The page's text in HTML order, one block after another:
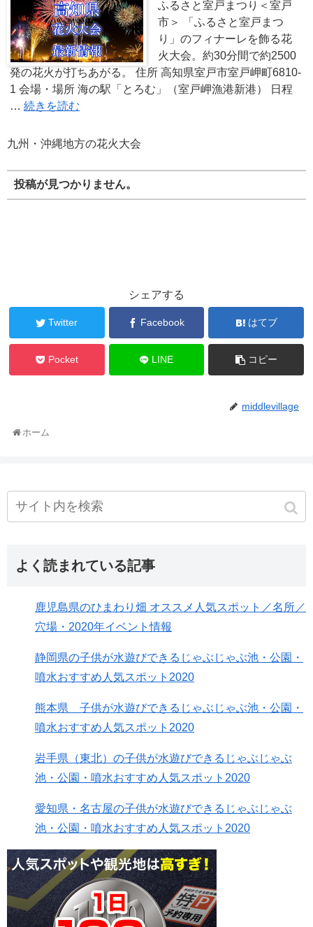
ふるさと室戸まつり＜室戸
市＞ 「ふるさと室戸まつ
り」のフィナーレを飾る花
火大会。約30分間で約2500
発の花火が打ちあがる。 住所 高知県室戸市室戸岬町6810-
1 会場・場所 海の駅「とろむ」（室戸岬漁港新港） 日程
…続きを読む
九州・沖縄地方の花火大会
投稿が見つかりません。
シェアする
Twitter Facebook はてブ
Pocket LINE コピー
middlevillage
ホーム
よく読まれている記事
鹿児島県のひまわり畑 オススメ人気スポット／名所／
穴場・2020年イベント情報
静岡県の子供が水遊びできるじゃぶじゃぶ池・公園・
噴水おすすめ人気スポット2020
熊本県 子供が水遊びできるじゃぶじゃぶ池・公園・
噴水おすすめ人気スポット2020
岩手県（東北）の子供が水遊びできるじゃぶじゃぶ
池・公園・噴水おすすめ人気スポット2020
愛知県・名古屋の子供が水遊びできるじゃぶじゃぶ
池・公園・噴水おすすめ人気スポット2020